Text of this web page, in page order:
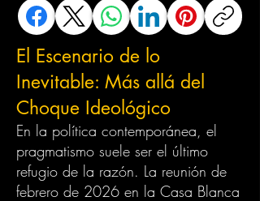
El Escenario de lo
Inevitable: Más allá del
Choque Ideológico
En la política contemporánea, el
pragmatismo suele ser el último
refugio de la razón. La reunión de
febrero de 2026 en la Casa Blanca